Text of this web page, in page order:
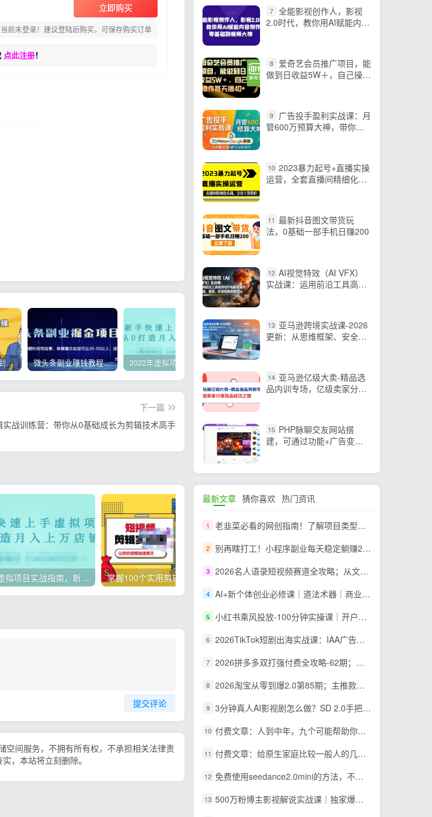
立即购买
前未登录！建议登陆后购买，可保存购买订单
点此注册！
2022Tiktok从小白到精英实操，0-1保姆级实操全程无忧，多种变现赚钱方式 微头条副业赚钱教程，项目单号单天做到50-100+收益
下一篇
实战训练营：带你从0基础成长为剪辑技术高手
2022年虚拟项目实战指南，新手从0打造月入上万店铺【视频课程】 掌握100个实用剪辑方法，让你的视频加速上热门 忠余网创《百战奇略》第二法：零基础带你识破赚钱项目共生
提交评论
空间服务，不拥有所有权，不承担相关法律责
，本站将立刻删除。
7 全能影视创作人，影视
2.0时代，教你用AI赋能内容
8
爱奇艺会员推广项目，能
做到日收益5W＋，自己操作
9
广告投手盈利实战课：月
管600万预算大神，带你告
10 2023暴力起号+直播实操
运营，全套直播间精细化实
11 最新抖音图文带货玩
法，0基础一部手机日赚200
12 AI视觉特效（AI VFX）
实战课：运用前沿工具高效
13 亚马逊跨境实战课-2026
更新：从思维框架、安全选
14 亚马逊亿级大卖-精品选
品内训专场，亿级卖家分享
15 PHP脉聊交友网站搭
建，可通过功能+广告变现
最新文章 猜你喜欢 热门资讯
1 老韭菜必看的网创指南！了解项目类型，才能找到好的项目，才能拿到想要的结果
2 别再瞎打工！小程序副业每天稳定躺赚200+
3 2026名人语录短视频赛道全攻略；从文案撰写到声音克隆部署，系统掌握涨粉变现双赢制作技术
4 AI+新个体创业必修课｜道法术器｜商业逻辑·小红书流量·AI智能体｜低成本打造个人变现小生意全套教学
5 小红书乘风投放-100分钟实操课｜开户返点·标准投搭建·莱卡定向，新店建模撬动笔记自然流量全套教学
6 2026TikTok短剧出海实战课：IAA广告分账×IAP付费变现×账号搭建×平台规则×双轨爆发×回款全流程
7 2026拼多多双打强付费全攻略-62期；成本推广加托管双剑合璧，系统讲解7种付费玩法优劣势与选择策略
8 2026淘宝从零到爆2.0第85期；主推款五项高权重初始设置，改销量评晒秒单快速破零积累基础权重
9 3分钟真人AI影视剧怎么做？SD 2.0手把手完整制作流程｜Higgsfield 14天SD 2.0/2.5无限生成
10 付费文章：人到中年，九个可能帮助你延长寿命的习惯
11 付费文章：给原生家庭比较一般人的几点建议，打破阶层局限，实现个人与家族代际向上跃升
12 免费使用seedance2.0mini的方法，不能真人，可以无限10秒视频，9图+3音频参考
13 500万粉博主影视解说实战课｜独家爆款私藏思路，AI文案剪映PR剪辑发布全流程教学